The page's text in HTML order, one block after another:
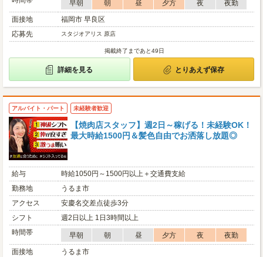
早朝 朝 昼 夕方 夜
夜勤
面接地
福岡市 早良区
応募先
スタジオアリス 原店
掲載終了まであと49日
詳細を見る とりあえず保存
アルバイト・パート 未経験者歓迎
【焼肉店スタッフ】週2日～稼げる！未経験OK！
最大時給1500円＆髪色自由でお洒落し放題◎
給与
時給1050円～1500円以上＋交通費支給
勤務地
うるま市
アクセス
安慶名交差点徒歩3分
シフト
週2日以上 1日3時間以上
時間帯
早朝 朝 昼 夕方 夜
夜勤
面接地
うるま市